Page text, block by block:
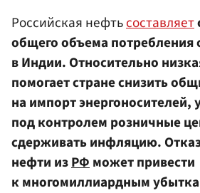
Российская нефтьсоставляет
общего объема потребления
в Индии. Относительно
помогает стране снизить
на импорт энергоносителей,
под контролем розничные
сдерживать инфляцию.
нефти изРФ может привести
к многомиллиардным